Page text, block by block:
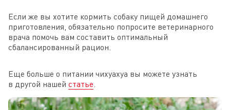
Если же вы хотите кормить собаку пищей домашнего
приготовления, обязательно попросите ветеринарного
врача помочь вам составить оптимальный
сбалансированный рацион.
Еще больше о питании чихуахуа вы можете узнать
в другой нашей статье